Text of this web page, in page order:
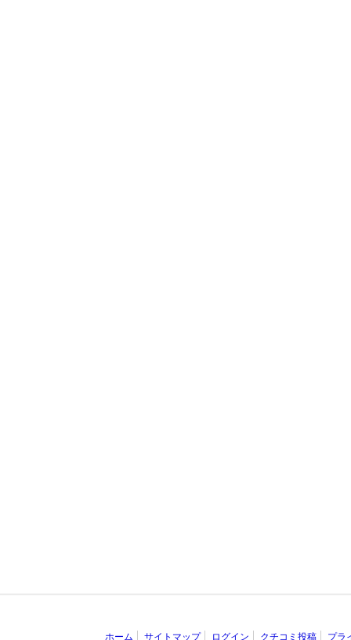
ホーム サイトマップ ログイン クチコミ投稿 プラ